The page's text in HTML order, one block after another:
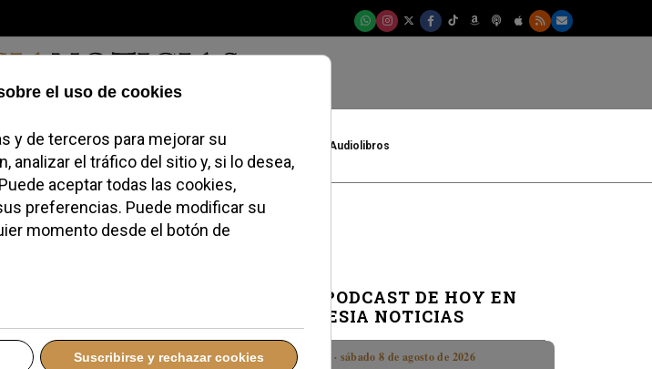
08 de agosto de 2026
Buscar #JovenesConFe Podcast Audiolibros
calles de
EL PODCAST DE HOY EN
IGLESIA NOTICIAS
Boletín · sábado 8 de agosto de 2026